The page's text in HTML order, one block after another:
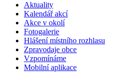
Aktuality
Kalendář akcí
Akce v okolí
Fotogalerie
Hlášení místního rozhlasu
Zpravodaje obce
Vzpomínáme
Mobilní aplikace